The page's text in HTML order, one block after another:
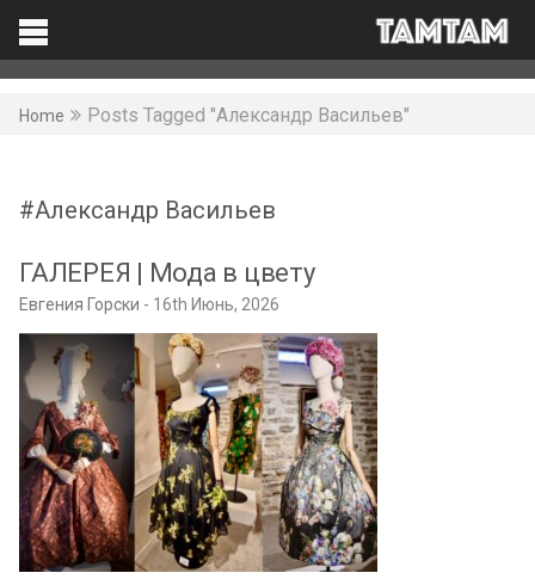
Facebook
Home Posts Tagged "Александр Васильев"
Александр Васильев
ГАЛЕРЕЯ | Мода в цвету
Евгения Горски 16th Июнь, 2026